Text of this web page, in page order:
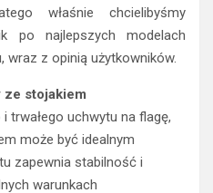
właśnie chcielibyśmy
po najlepszych modelach
wraz z opinią użytkowników.
ze stojakiem
trwałego uchwytu na flagę,
może być idealnym
zapewnia stabilność i
warunkach